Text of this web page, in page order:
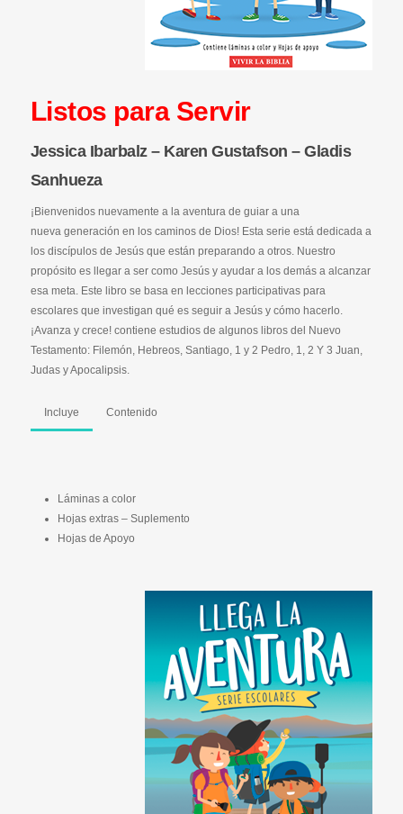
Listos para Servir
Jessica Ibarbalz – Karen Gustafson – Gladis
Sanhueza
¡Bienvenidos nuevamente a la aventura de guiar a una
nueva generación en los caminos de Dios! Esta serie está dedicada a
los discípulos de Jesús que están preparando a otros. Nuestro
propósito es llegar a ser como Jesús y ayudar a los demás a alcanzar
esa meta. Este libro se basa en lecciones participativas para
escolares que investigan qué es seguir a Jesús y cómo hacerlo.
¡Avanza y crece! contiene estudios de algunos libros del Nuevo
Testamento: Filemón, Hebreos, Santiago, 1 y 2 Pedro, 1, 2 Y 3 Juan,
Judas y Apocalipsis.
Incluye Contenido
Láminas a color
Hojas extras – Suplemento
Hojas de Apoyo